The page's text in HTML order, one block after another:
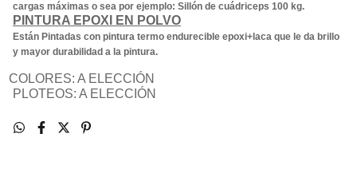
cargas máximas o sea por ejemplo: Sillón de cuádriceps 100 kg.
PINTURA EPOXI EN POLVO
Están Pintadas con pintura termo endurecible epoxi+laca que le da brillo
y mayor durabilidad a la pintura.
COLORES: A ELECCI ÓN
PLOTEOS: A ELECCI ÓN